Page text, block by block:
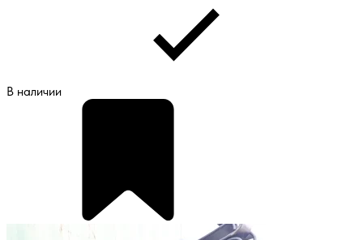
В наличии